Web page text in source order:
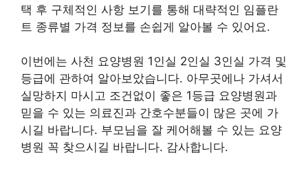
택 후 구체적인 사항 보기를 통해 대략적인 임플란
트 종류별 가격 정보를 손쉽게 알아볼 수 있어요.
이번에는 사천 요양병원 1인실 2인실 3인실 가격 및
등급에 관하여 알아보았습니다. 아무곳에나 가셔서
실망하지 마시고 조건없이 좋은 1등급 요양병원과
믿을 수 있는 의료진과 간호수분들이 많은 곳에 가
시길 바랍니다. 부모님을 잘 케어해볼 수 있는 요양
병원 꼭 찾으시길 바랍니다. 감사합니다.